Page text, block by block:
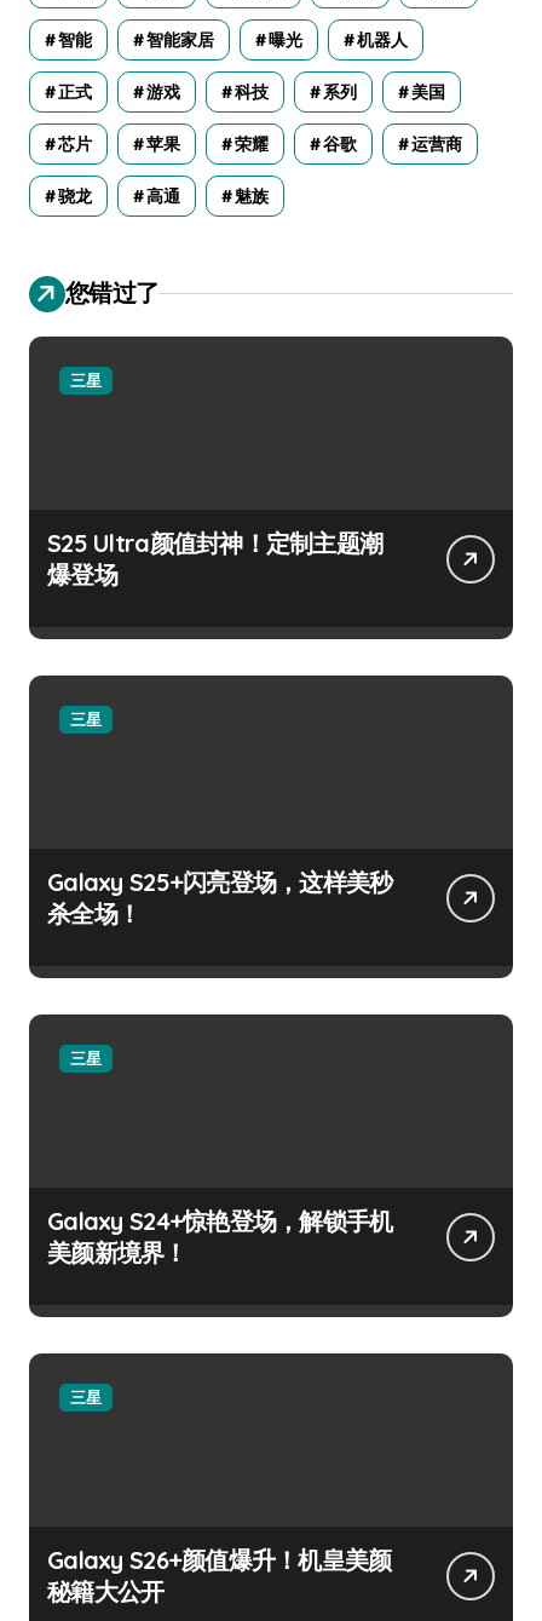
智能 智能家居 曝光 机器人
正式 游戏 科技 系列 美国
芯片 苹果 荣耀 谷歌 运营商
骁龙 高通 魅族
您错过了
三星
S25 Ultra颜值封神！定制主题潮
爆登场
三星
Galaxy S25+闪亮登场，这样美秒
杀全场！
三星
Galaxy S24+惊艳登场，解锁手机
美颜新境界！
三星
Galaxy S26+颜值爆升！机皇美颜
秘籍大公开